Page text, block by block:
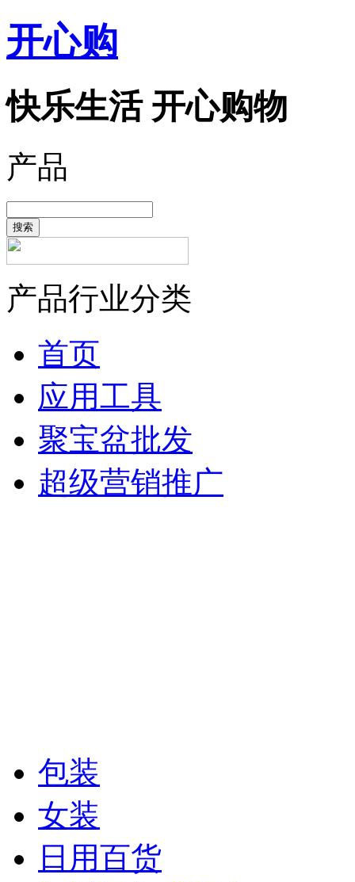
开心购
快乐生活 开心购物
产品
搜索
产品行业分类
首页
应用工具
聚宝盆批发
超级营销推广
包装
女装
日用百货